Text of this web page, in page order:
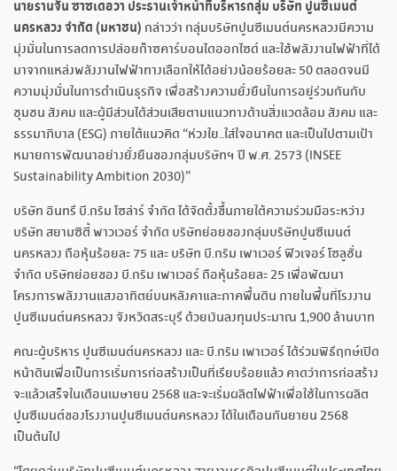
นายรานจัน ซาซเดอวา ประธานเจ้าหน้าที่บริหารกลุ่ม บริษัท ปูนซีเมนต์
นครหลวง จำกัด(มหาชน) กล่าวว่า กลุ่มบริษัทปูนซีเมนต์นครหลวงมีความ
มุ่งมั่นในการลดการปล่อยก๊าซคาร์บอนไดออกไซด์ และใช้พลังงานไฟฟ้าที่ได้
มาจากแหล่งพลังงานไฟฟ้าทางเลือกให้ได้อย่างน้อยร้อยละ 50 ตลอดจนมี
ความมุ่งมั่นในการดำเนินธุรกิจ เพื่อสร้างความยั่งยืนในการอยู่ร่วมกันกับ
ชุมชน สังคม และผู้มีส่วนได้ส่วนเสียตามแนวทางด้านสิ่งแวดล้อม สังคม และ
ธรรมาภิบาล (ESG) ภายใต้แนวคิด “ห่วงใย..ใส่ใจอนาคต และเป็นไปตามเป้า
หมายการพัฒนาอย่างยั่งยืนของกลุ่มบริษัทฯ ปี พ.ศ. 2573 (INSEE
Sustainability Ambition 2030)”
บริษัท อินทรี บี.กริม โซล่าร์ จำกัด ได้จัดตั้งขึ้นภายใต้ความร่วมมือระหว่าง
บริษัท สยามซิตี้ พาวเวอร์ จำกัด บริษัทย่อยของกลุ่มบริษัทปูนซีเมนต์
นครหลวง ถือหุ้นร้อยละ 75 และ บริษัท บี.กริม เพาเวอร์ ฟิวเจอร์ โซลูชั่น
จำกัด บริษัทย่อยของ บี.กริม เพาเวอร์ ถือหุ้นร้อยละ 25 เพื่อพัฒนา
โครงการพลังงานแสงอาทิตย์บนหลังคาและภาคพื้นดิน ภายในพื้นที่โรงงาน
ปูนซีเมนต์นครหลวง จังหวัดสระบุรี ด้วยเงินลงทุนประมาณ 1,900 ล้านบาท
คณะผู้บริหาร ปูนซีเมนต์นครหลวง และ บี.กริม เพาเวอร์ ได้ร่วมพิธีฤกษ์เปิด
หน้าดินเพื่อเป็นการเริ่มการก่อสร้างเป็นที่เรียบร้อยแล้ว คาดว่าการก่อสร้าง
จะแล้วเสร็จในเดือนเมษายน 2568 และจะเริ่มผลิตไฟฟ้าเพื่อใช้ในการผลิต
ปูนซีเมนต์ของโรงงานปูนซีเมนต์นครหลวง ได้ในเดือนกันยายน 2568
เป็นต้นไป